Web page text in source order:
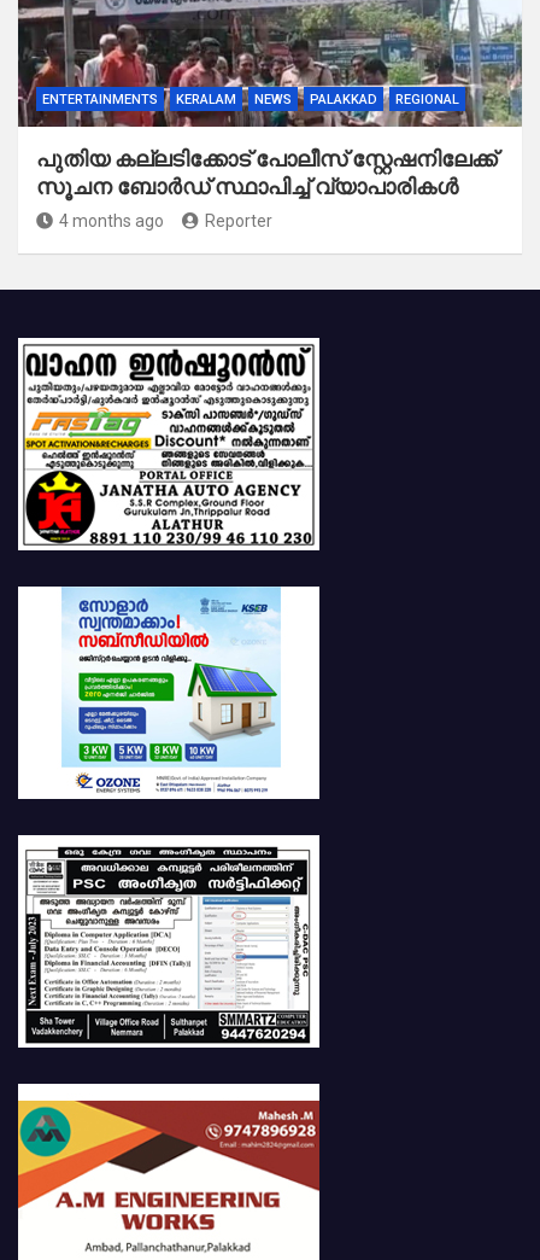
ENTERTAINMENTS KERALAM NEWS PALAKKAD REGIONAL
പുതിയ കല്ലടിക്കോട് പോലീസ് സ്റ്റേഷനിലേക്ക്
സൂചന ബോർഡ് സ്ഥാപിച്ച് വ്യാപാരികൾ
4 months ago Reporter